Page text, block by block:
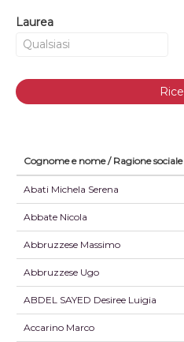
Laurea
Cognome e nome / Ragione sociale
Abati Michela Serena
Abbate Nicola
Abbruzzese Massimo
Abbruzzese Ugo
ABDEL SAYED Desiree Luigia
Accarino Marco